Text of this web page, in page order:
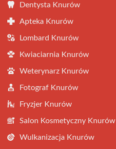
Dentysta Knurów
Apteka Knurów
Lombard Knurów
Kwiaciarnia Knurów
Weterynarz Knurów
Fotograf Knurów
Fryzjer Knurów
Salon Kosmetyczny Knurów
Wulkanizacja Knurów